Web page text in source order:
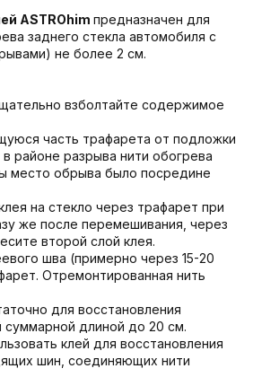
ASTROhim предназначен для
заднего стекла автомобиля с
не более 2 см.
взболтайте содержимое
часть трафарета от подложки
районе разрыва нити обогрева
место обрыва было посредине
на стекло через трафарет при
же после перемешивания, через
второй слой клея.
шва (примерно через 15-20
Отремонтированная нить
для восстановления
длиной до 20 см.
клей для восстановления
шин, соединяющих нити